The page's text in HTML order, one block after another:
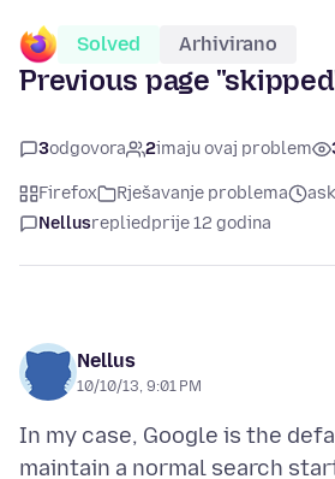
Solved Arhivirano
Previous page
3odgovora 2imaju ovaj problem
Firefox Rješavanje problema
Nellusrepliedprije 12 godina
Nellus
10/10/13, 9:01 PM
In my case, Google is the
maintain a normal search